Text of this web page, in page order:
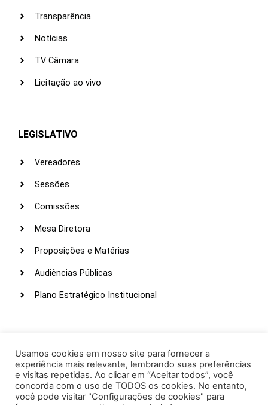
Transparência
Notícias
TV Câmara
Licitação ao vivo
LEGISLATIVO
Vereadores
Sessões
Comissões
Mesa Diretora
Proposições e Matérias
Audiências Públicas
Plano Estratégico Institucional
Webmail
Intranet
Administração
Usamos cookies em nosso site para fornecer a
experiência mais relevante, lembrando suas preferências
e visitas repetidas. Ao clicar em “Aceitar todos”, você
concorda com o uso de TODOS os cookies. No entanto,
você pode visitar "Configurações de cookies" para